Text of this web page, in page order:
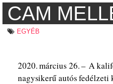
CAM
EGYÉB
2020. március 26. – A
nagysikerű autós fedélzeti